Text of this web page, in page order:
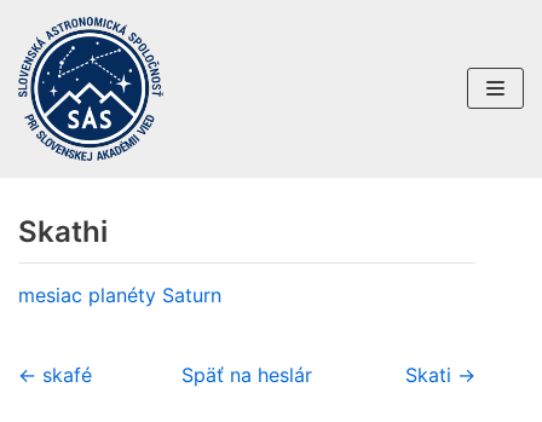
Preskočiť
na
obsah
Skathi
mesiac planéty Saturn
← skafé Späť na heslár Skati →